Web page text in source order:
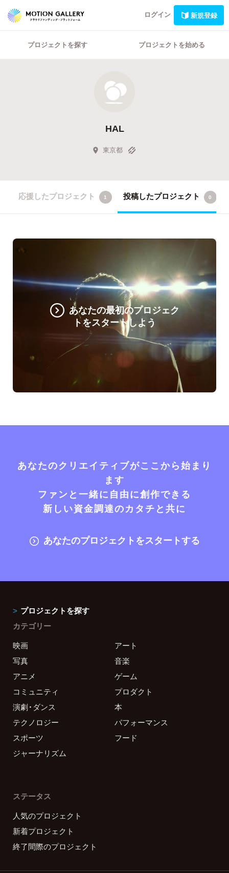
ログイン 新規登録
プロジェクトを探す プロジェクトを始める
HAL
東京都
応援したプロジェクト 1 投稿したプロジェクト 0
あなたの最初のプロジェク
トをスタートしよう
あなたのクリエイティブがここから始まり
ます
ファンと一緒に自由に創作できる
新しい資金調達のカタチと共に
あなたのプロジェクトをスタートする
プロジェクトを探す
カテゴリー
映画
アート
写真
音楽
アニメ
ゲーム
コミュニティ
プロダクト
演劇・ダンス
本
テクノロジー
パフォーマンス
スポーツ
フード
ジャーナリズム
ステータス
人気のプロジェクト
新着プロジェクト
終了間際のプロジェクト